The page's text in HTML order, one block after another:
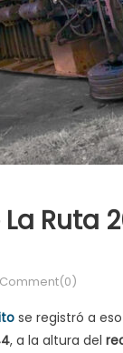
Ruta
Comment(0)
se registró a
, a la altura del